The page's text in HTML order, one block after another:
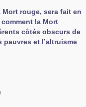
rouge, sera fait en
la Mort
côtés obscurs de
et l’altruisme